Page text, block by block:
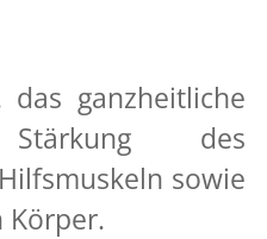
ganzheitliche
des
sowie
Körper.